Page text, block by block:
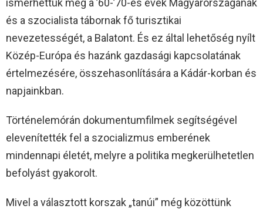
és a szocialista tábornak fő turisztikai
nevezetességét, a Balatont. És ez által lehetőség nyílt
Közép-Európa és hazánk gazdasági kapcsolatának
értelmezésére, összehasonlítására a Kádár-korban és
napjainkban.
Történelemórán dokumentumfilmek segítségével
elevenítették fel a szocializmus emberének
mindennapi életét, melyre a politika megkerülhetetlen
befolyást gyakorolt.
Mivel a választott korszak „tanúi” még közöttünk